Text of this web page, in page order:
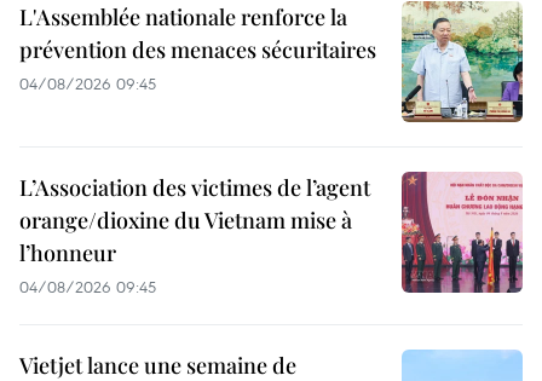
L'Assemblée nationale renforce la
prévention des menaces sécuritaires
04/08/2026 09:45
L’Association des victimes de l’agent
orange/dioxine du Vietnam mise à
l’honneur
04/08/2026 09:45
Vietjet lance une semaine de